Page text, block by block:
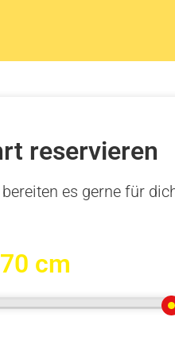
reservieren
es gerne für
cm